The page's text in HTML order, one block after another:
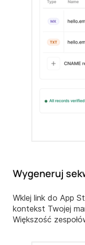
Wygeneruj
Wklej link do App
kontekst Twojej
Większość